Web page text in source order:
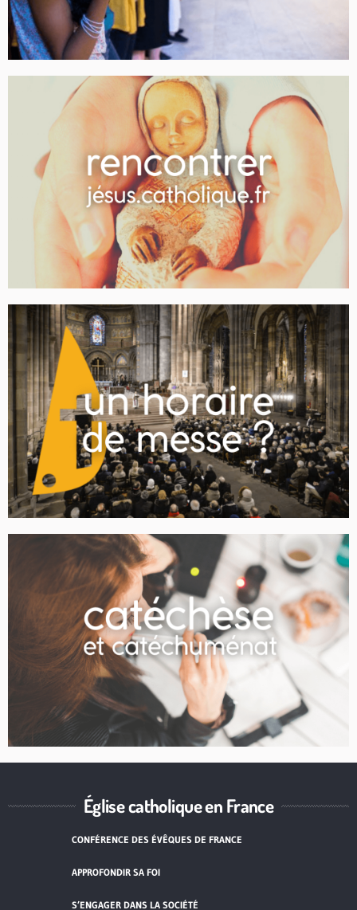
Église catholique en France
CONFÉRENCE DES ÉVÊQUES DE FRANCE
APPROFONDIR SA FOI
S’ENGAGER DANS LA SOCIÉTÉ